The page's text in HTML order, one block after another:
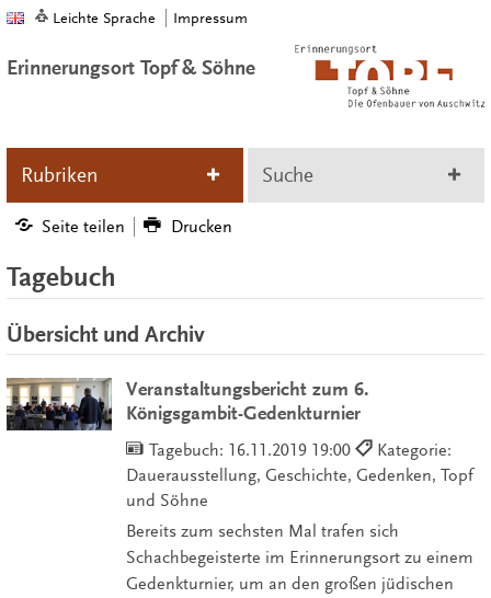
Leichte Sprache Impressum
Erinnerungsort Topf & Söhne
Rubriken Suche
Seite teilen Drucken
Tagebuch
Übersicht und Archiv
Veranstaltungsbericht zum 6.
Königsgambit-Gedenkturnier
Tagebuch: 16.11.2019 19:00
Kategorie:
Dauerausstellung, Geschichte, Gedenken, Topf
und Söhne
Bereits zum sechsten Mal trafen sich
Schachbegeisterte im Erinnerungsort zu einem
Gedenkturnier, um an den großen jüdischen